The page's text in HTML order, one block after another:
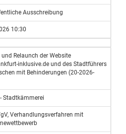
Ausschreibung
10:30
Relaunch der Website
inklusive.de und des Stadtführers
mit Behinderungen (20-2026-
Stadtkämmerei
Verhandlungsverfahren mit